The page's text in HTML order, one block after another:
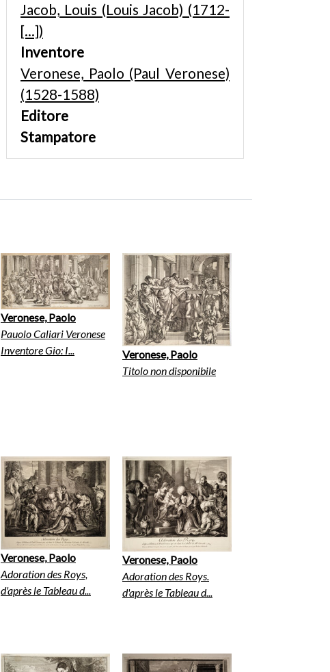
Jacob, Louis (Louis Jacob) (1712-
[...])
Inventore
Veronese, Paolo (Paul Veronese)
(1528-1588)
Editore
Stampatore
Veronese, Paolo
Pauolo Caliari Veronese
Inventore Gio: I...
Veronese, Paolo
Titolo non disponibile
Veronese, Paolo
Adoration des Roys,
d'après le Tableau d...
Veronese, Paolo
Adoration des Roys.
d'après le Tableau d...